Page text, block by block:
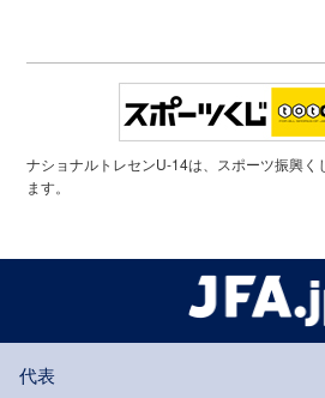
ナショナルトレセンU-14は、スポーツ振興
ます。
代表